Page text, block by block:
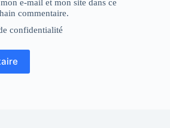
e-mail et mon site dans ce
commentaire.
confidentialité